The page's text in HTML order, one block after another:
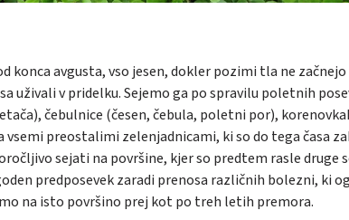
konca avgusta, vso jesen, dokler pozimi tla ne
uživali v pridelku. Sejemo ga po spravilu poletnih
čebulnice (česen, čebula, poletni por),
vsemi preostalimi zelenjadnicami, ki so do tega časa
sejati na površine, kjer so predtem rasle
predposevek zaradi prenosa različnih bolezni, ki
na isto površino prej kot po treh letih premora.